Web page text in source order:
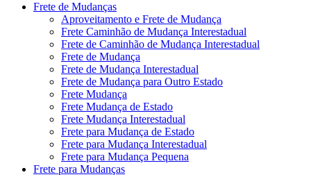
Frete de Mudanças
Aproveitamento e Frete de Mudança
Frete Caminhão de Mudança Interestadual
Frete de Caminhão de Mudança Interestadual
Frete de Mudança
Frete de Mudança Interestadual
Frete de Mudança para Outro Estado
Frete Mudança
Frete Mudança de Estado
Frete Mudança Interestadual
Frete para Mudança de Estado
Frete para Mudança Interestadual
Frete para Mudança Pequena
Frete para Mudanças